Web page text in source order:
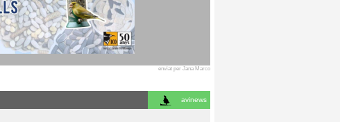
enviat per Jana Marco
avinews